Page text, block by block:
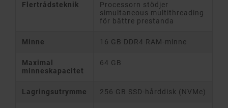
Flertrådsteknik
Processorn stödjer
simultaneous multithreading
för bättre prestanda
Minne 16 GB DDR4 RAM-minne
Maximal
minneskapacitet
64 GB
Lagringsutrymme 256 GB SSD-hårddisk (NVMe)